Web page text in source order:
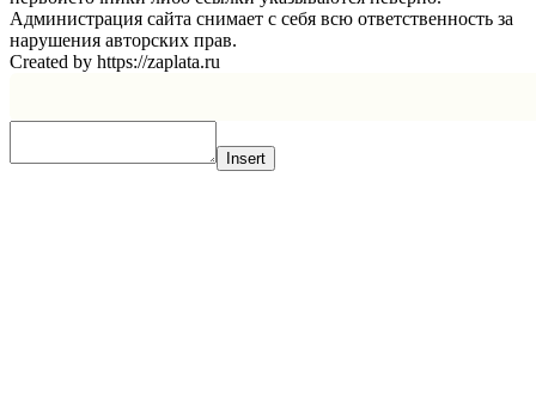
Администрация сайта снимает с себя всю ответственность за
нарушения авторских прав.
Created by https://zaplata.ru
Insert